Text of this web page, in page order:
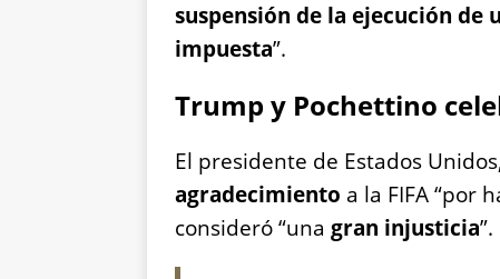
suspensión de la ejecución
impuesta”.
Trump y Pochettino
El presidente de Estados
agradecimiento a la FIFA “por
consideró “una gran injusticia”.